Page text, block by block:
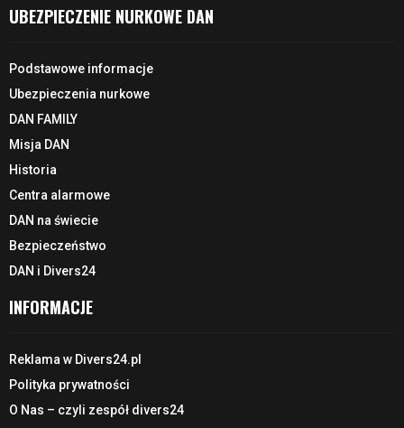
UBEZPIECZENIE NURKOWE DAN
Podstawowe informacje
Ubezpieczenia nurkowe
DAN FAMILY
Misja DAN
Historia
Centra alarmowe
DAN na świecie
Bezpieczeństwo
DAN i Divers24
INFORMACJE
Reklama w Divers24.pl
Polityka prywatności
O Nas – czyli zespół divers24